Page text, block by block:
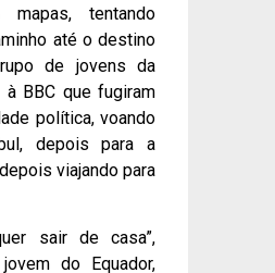
mapas, tentando
até o destino
de jovens da
à BBC que fugiram
política, voando
depois para a
viajando para
sair de casa”,
do Equador,